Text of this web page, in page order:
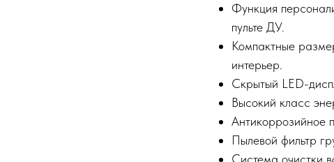
Функция
пульте ДУ.
Компактные
интерьер.
Скрытый LED-
Высокий класс
Антикоррозийное
Пылевой фильтр
Система очистки